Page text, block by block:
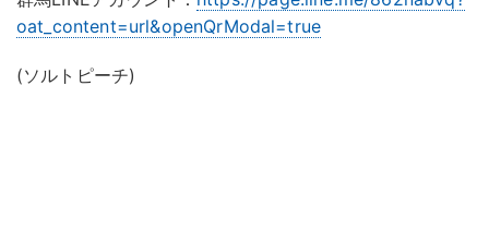
oat_content=url&openQrModal=true
(ソルトピーチ)